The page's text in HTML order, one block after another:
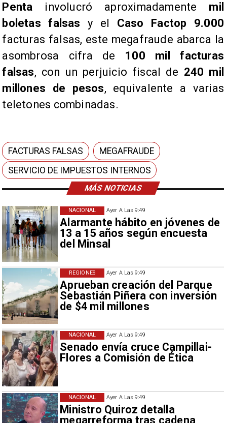
MÁS NOTICIAS
Ayer A Las 9:49
Alarmante hábito en jóvenes de
13 a 15 años según encuesta
del Minsal
NACIONAL
Ayer A Las 9:49
Aprueban creación del Parque
Sebastián Piñera con inversión
de $4 mil millones
REGIONES
Ayer A Las 9:49
Senado envía cruce Campillai-
Flores a Comisión de Ética
NACIONAL
Ayer A Las 9:49
Ministro Quiroz detalla
megarreforma tras cadena
NACIONAL
Penta involucró aproximadamente mil
boletas falsasy el Caso Factop 9.000
facturas falsas, este megafraude abarca la
asombrosa cifra de 100 mil facturas
falsas, con un perjuicio fiscal de 240 mil
millones de pesos, equivalente a varias
teletones combinadas.
FACTURAS FALSAS
MEGAFRAUDE
SERVICIO DE IMPUESTOS INTERNOS